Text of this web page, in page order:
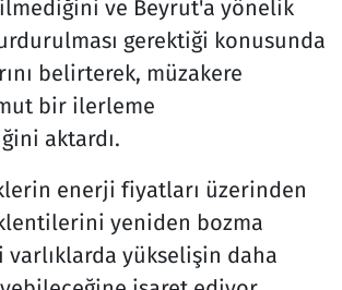
ve Beyrut'a yönelik
gerektiği konusunda
belirterek, müzakere
bir ilerleme
aktardı.
enerji fiyatları üzerinden
yeniden bozma
yükselişin daha